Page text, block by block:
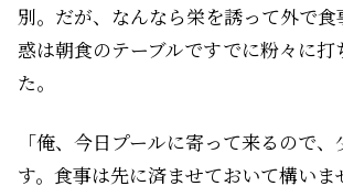
別。だが、なんなら栄を誘って外で食
惑は朝食のテーブルですでに粉々に打
た。
「俺、今日プールに寄って来るので
す。食事は先に済ませておいて構いま